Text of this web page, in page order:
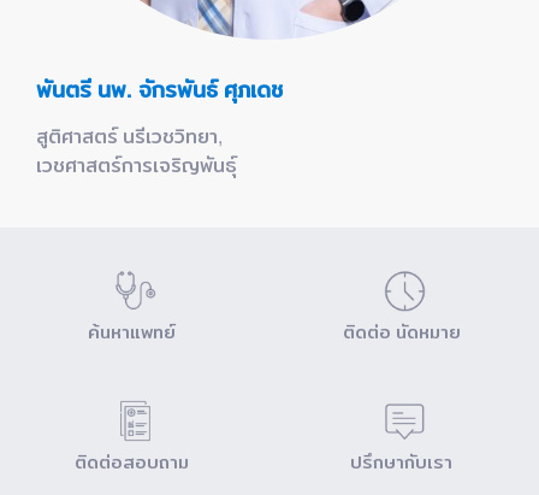
พันตรี นพ. จักรพันธ์ ศุภเดช
สูติศาสตร์ นรีเวชวิทยา,
เวชศาสตร์การเจริญพันธุ์
ค้นหาแพทย์ ติดต่อ นัดหมาย
ติดต่อสอบถาม ปรึกษากับเรา